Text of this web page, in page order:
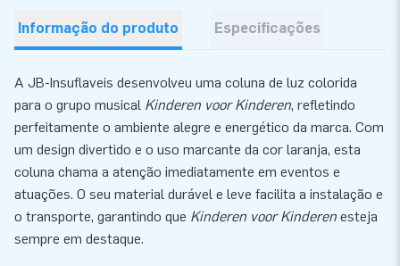
Informação do produto Especificações
A JB-Insuflaveis desenvolveu uma coluna de luz colorida
para o grupo musical Kinderen voor Kinderen, refletindo
perfeitamente o ambiente alegre e energético da marca. Com
um design divertido e o uso marcante da cor laranja, esta
coluna chama a atenção imediatamente em eventos e
atuações. O seu material durável e leve facilita a instalação e
o transporte, garantindo que Kinderen voor Kinderen esteja
sempre em destaque.